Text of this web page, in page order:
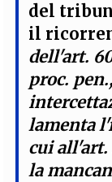
del
il
dell'art.
proc.
lamenta
cui all'art.
la